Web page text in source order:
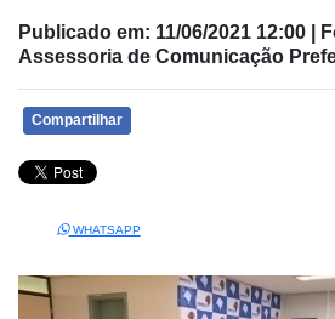
Publicado em: 11/06/2021 12:00 |
Assessoria de Comunicação
Compartilhar
WHATSAPP